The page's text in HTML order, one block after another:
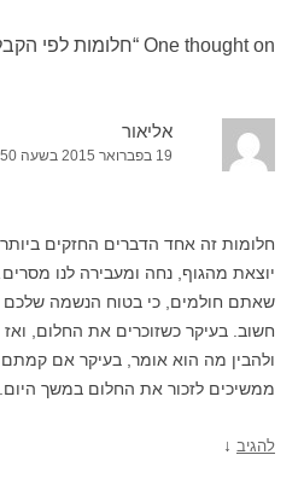
One thought on “ חלומות לפי
אליאור
19 בפברואר 2015 בשעה 19:50
חלומות זה אחד הדברים החזקים
יוצאת מהגוף, נחה ומעבירה לנו
שאתם חולמים, כי בטוח הנשמה שלכם
חשוב. בעיקר כשזוכרים את החלום,
ולהבין מה הוא אומר, בעיקר אם
ממשיכים לזכור את החלום במשך היום.
להגיב ↓